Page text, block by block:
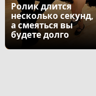
Ролик длится
несколько секунд,
а смеяться вы
будете долго